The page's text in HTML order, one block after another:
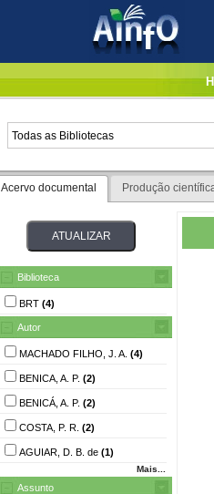
Acervo documental Produção
Biblioteca
BRT (4)
Autor
MACHADO FILHO, J. A. (4)
BENICA, A. P. (2)
BENICÁ, A. P. (2)
COSTA, P. R. (2)
AGUIAR, D. B. de (1)
Mais...
Assunto